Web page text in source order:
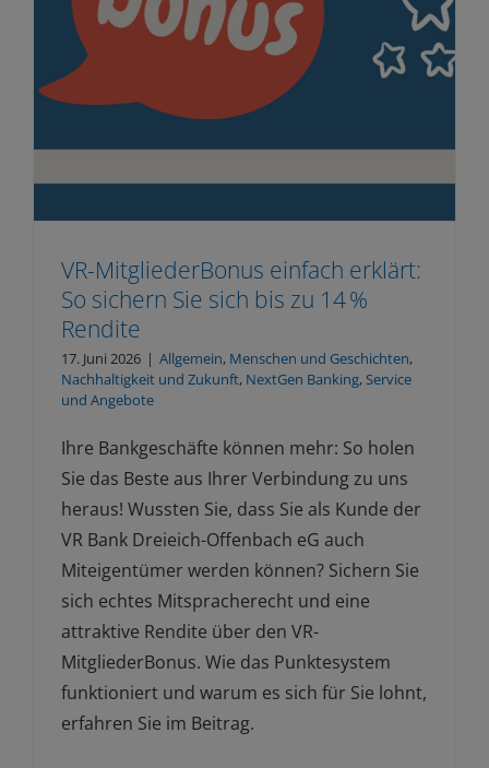
VR-MitgliederBonus einfach erklärt:
So sichern Sie sich bis zu 14 %
Rendite
17. Juni 2026 | Allgemein, Menschen und Geschichten,
Nachhaltigkeit und Zukunft, NextGen Banking,Service
und Angebote
Ihre Bankgeschäfte können mehr: So holen
Sie das Beste aus Ihrer Verbindung zu uns
heraus! Wussten Sie, dass Sie als Kunde der
VR Bank Dreieich-Offenbach eG auch
Miteigentümer werden können? Sichern Sie
sich echtes Mitspracherecht und eine
attraktive Rendite über den VR-
MitgliederBonus. Wie das Punktesystem
funktioniert und warum es sich für Sie lohnt,
erfahren Sie im Beitrag.